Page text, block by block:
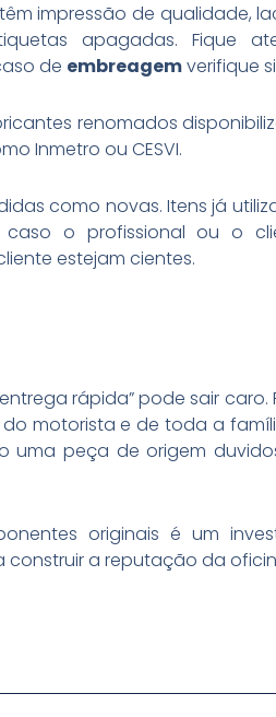
impressão de qualidade,
apagadas. Fique
de embreagemverifique
renomados
Inmetro ou CESVI.
como novas. Itens já
o profissional ou o
estejam cientes.
rápida” pode sair
motorista e de toda a
peça de origem
originais é um
a reputação da